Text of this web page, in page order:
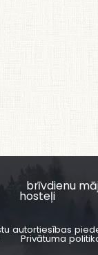
brīvdienu
hosteļi
autortiesības
Privātuma